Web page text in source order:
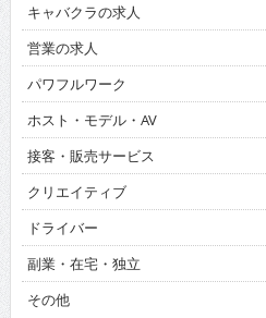
キャバクラの求人
営業の求人
パワフルワーク
ホスト・モデル・AV
接客・販売サービス
クリエイティブ
ドライバー
副業・在宅・独立
その他